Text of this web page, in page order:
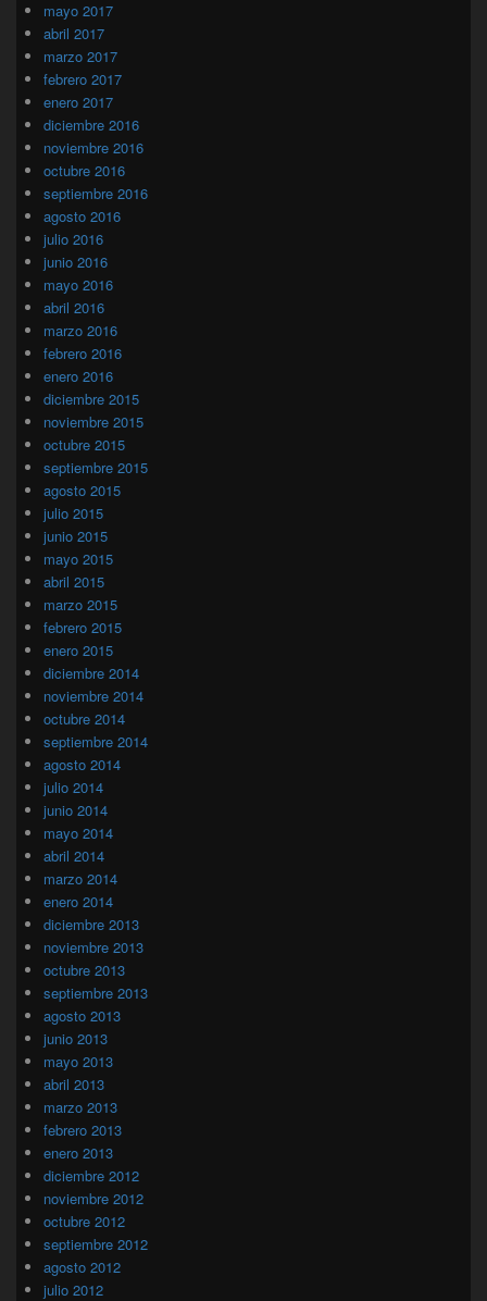
mayo 2017
abril 2017
marzo 2017
febrero 2017
enero 2017
diciembre 2016
noviembre 2016
octubre 2016
septiembre 2016
agosto 2016
julio 2016
junio 2016
mayo 2016
abril 2016
marzo 2016
febrero 2016
enero 2016
diciembre 2015
noviembre 2015
octubre 2015
septiembre 2015
agosto 2015
julio 2015
junio 2015
mayo 2015
abril 2015
marzo 2015
febrero 2015
enero 2015
diciembre 2014
noviembre 2014
octubre 2014
septiembre 2014
agosto 2014
julio 2014
junio 2014
mayo 2014
abril 2014
marzo 2014
enero 2014
diciembre 2013
noviembre 2013
octubre 2013
septiembre 2013
agosto 2013
junio 2013
mayo 2013
abril 2013
marzo 2013
febrero 2013
enero 2013
diciembre 2012
noviembre 2012
octubre 2012
septiembre 2012
agosto 2012
julio 2012